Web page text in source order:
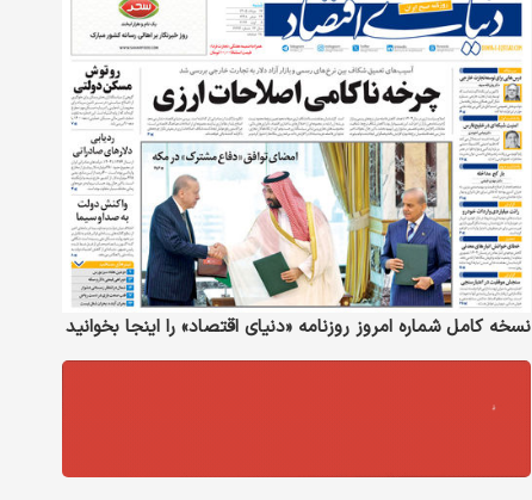
نسخه کامل شماره امروز روزنامه «دنیای‌ اقتصاد» را اینجا بخوانید